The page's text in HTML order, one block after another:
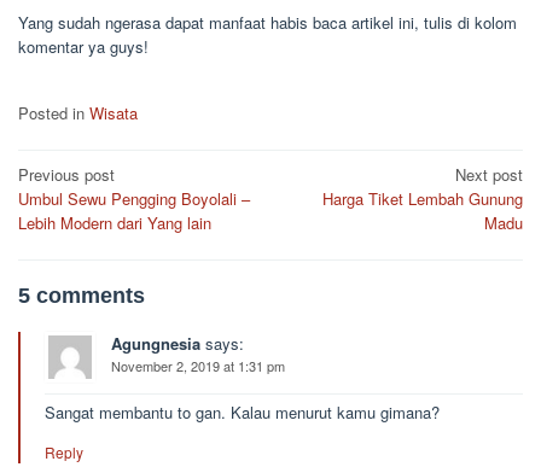
Yang sudah ngerasa dapat manfaat habis baca artikel ini, tulis di kolom
komentar ya guys!
Posted in Wisata
Post
navigation
Previous post
Umbul Sewu Pengging Boyolali –
Lebih Modern dari Yang lain
Next post
Harga Tiket Lembah Gunung
Madu
5 comments
Agungnesia says:
November 2, 2019 at 1:31 pm
Sangat membantu to gan. Kalau menurut kamu gimana?
Reply